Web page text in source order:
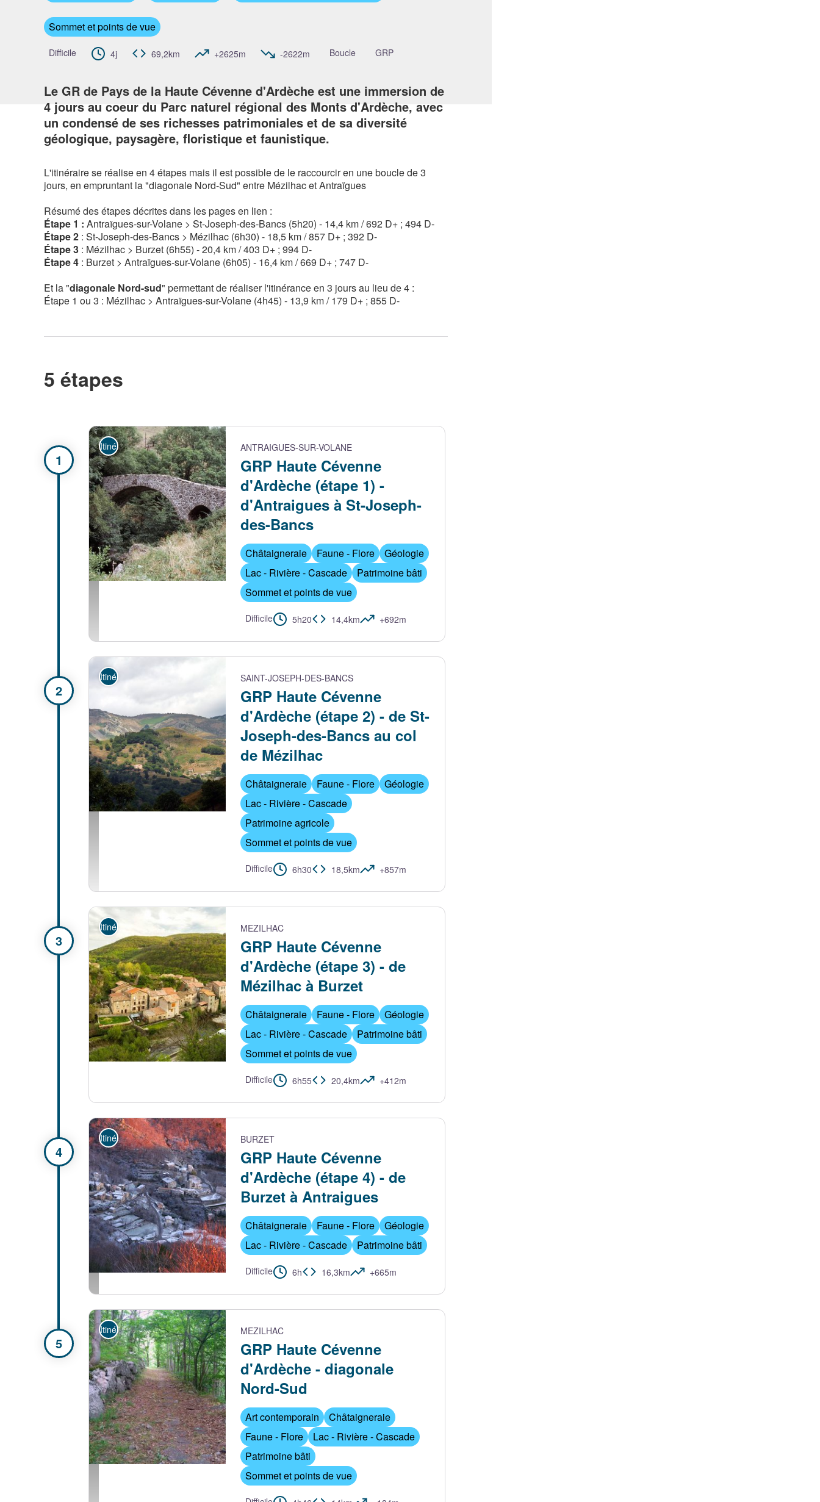
Sommet et points de vue
Difficile 4j 69,2km +2625m -2622m Boucle GRP
Le GR de Pays de la Haute Cévenne d'Ardèche est une immersion de
4 jours au coeur du Parc naturel régional des Monts d'Ardèche, avec
un condensé de ses richesses patrimoniales et de sa diversité
géologique, paysagère, floristique et faunistique.
L'itinéraire se réalise en 4 étapes mais il est possible de le raccourcir en une boucle de 3
jours, en empruntant la "diagonale Nord-Sud" entre Mézilhac et Antraïgues
Résumé des étapes décrites dans les pages en lien :
Étape 1 : Antraïgues-sur-Volane > St-Joseph-des-Bancs (5h20) - 14,4 km / 692 D+ ; 494 D-
Étape 2 : St-Joseph-des-Bancs > Mézilhac (6h30) - 18,5 km / 857 D+ ; 392 D-
Étape 3 : Mézilhac > Burzet (6h55) - 20,4 km / 403 D+ ; 994 D-
Étape 4 : Burzet > Antraïgues-sur-Volane (6h05) - 16,4 km / 669 D+ ; 747 D-
Et la "diagonale Nord-sud" permettant de réaliser l'itinérance en 3 jours au lieu de 4 :
Étape 1 ou 3 : Mézilhac > Antraïgues-sur-Volane (4h45) - 13,9 km / 179 D+ ; 855 D-
5 étapes
Pont de Figère sur le Sandron - Matthieu PARIS
Itinérance ANTRAIGUES-SUR-VOLANE
GRP Haute Cévenne
d'Ardèche (étape 1) -
d'Antraigues à St-Joseph-
des-Bancs
Châtaigneraie Faune - Flore
Géologie
Lac - Rivière - Cascade
Patrimoine bâti
Sommet et points de vue
Difficile 5h20 14,4km +692m
vallée du Moulet et Champs de Mars - Matthieu PARIS
Itinérance SAINT-JOSEPH-DES-BANCS
GRP Haute Cévenne
d'Ardèche (étape 2) - de St-
Joseph-des-Bancs au col
de Mézilhac
Châtaigneraie Faune - Flore
Géologie
Lac - Rivière - Cascade
Patrimoine agricole
Sommet et points de vue
Difficile 6h30 18,5km +857m
Itinérance MEZILHAC
GRP Haute Cévenne
d'Ardèche (étape 3) - de
Mézilhac à Burzet
Châtaigneraie Faune - Flore
Géologie
Lac - Rivière - Cascade
Patrimoine bâti
Sommet et points de vue
Difficile 6h55 20,4km +412m
Itinérance BURZET
GRP Haute Cévenne
d'Ardèche (étape 4) - de
Burzet à Antraigues
Châtaigneraie Faune - Flore
Géologie
Lac - Rivière - Cascade
Patrimoine bâti
Difficile 6h 16,3km +665m
Calade de l'ancienne route de Laviolle à Mézilhac - Matthieu PARIS
Itinérance MEZILHAC
GRP Haute Cévenne
d'Ardèche - diagonale
Nord-Sud
Art contemporain
Châtaigneraie
Faune - Flore
Lac - Rivière - Cascade
Patrimoine bâti
Sommet et points de vue